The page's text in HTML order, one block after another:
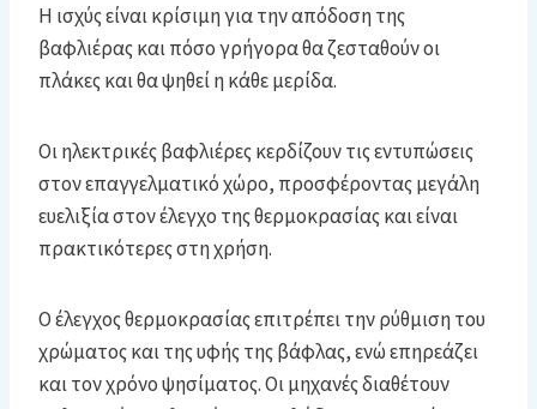
Η ισχύς είναι κρίσιμη για την απόδοση της
βαφλιέρας και πόσο γρήγορα θα ζεσταθούν οι
πλάκες και θα ψηθεί η κάθε μερίδα.
Οι ηλεκτρικές βαφλιέρες κερδίζουν τις εντυπώσεις
στον επαγγελματικό χώρο, προσφέροντας μεγάλη
ευελιξία στον έλεγχο της θερμοκρασίας και είναι
πρακτικότερες στη χρήση.
Ο έλεγχος θερμοκρασίας επιτρέπει την ρύθμιση του
χρώματος και της υφής της βάφλας, ενώ επηρεάζει
και τον χρόνο ψησίματος. Οι μηχανές διαθέτουν